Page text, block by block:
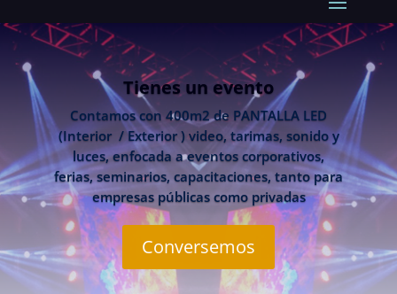
Tienes un evento
Contamos con 400m2 de PANTALLA LED
(Interior / Exterior ) video, tarimas, sonido y
luces, enfocada a eventos corporativos,
ferias, seminarios, capacitaciones, tanto para
empresas públicas como privadas
Conversemos